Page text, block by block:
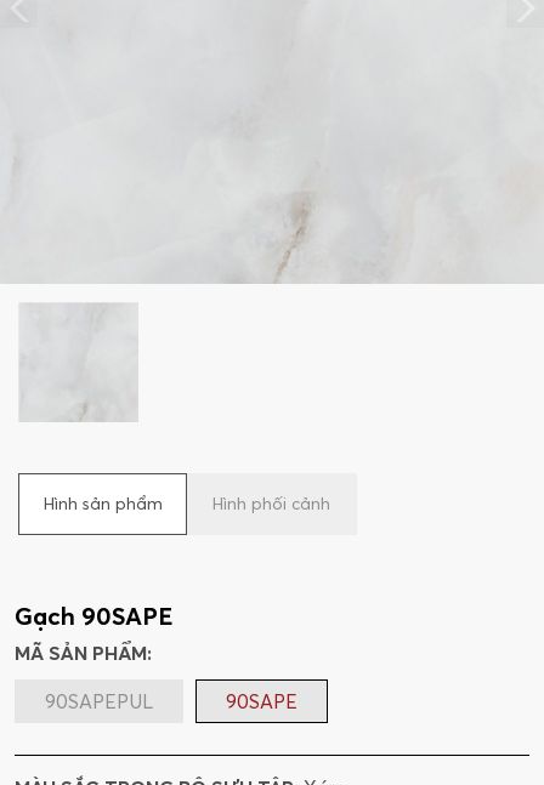
Hình sản phẩm Hình phối cảnh
Gạch 90SAPE
MÃ SẢN PHẨM:
90SAPEPUL
90SAPE